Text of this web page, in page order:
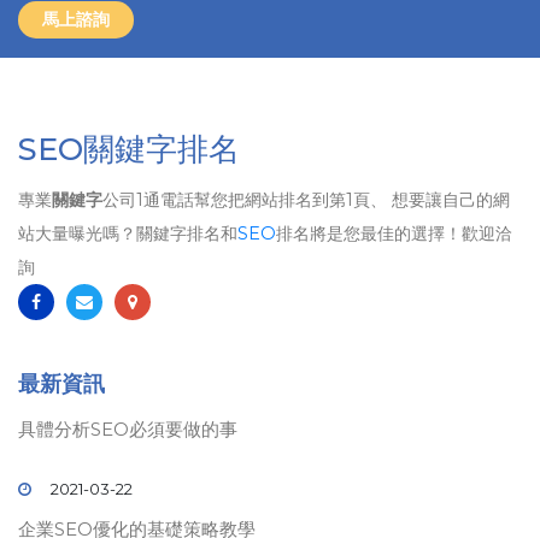
馬上諮詢
SEO關鍵字排名
專業關鍵字公司1通電話幫您把網站排名到第1頁、 想要讓自己的網
站大量曝光嗎？關鍵字排名和SEO排名將是您最佳的選擇！歡迎洽
詢
最新資訊
具體分析SEO必須要做的事
2021-03-22
企業SEO優化的基礎策略教學